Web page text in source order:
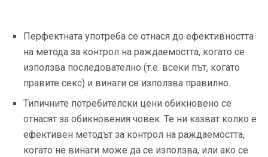
Перфектната употреба се отнася до ефективността
на метода за контрол на раждаемостта, когато се
използва последователно (т.е. всеки път, когато
правите секс) и винаги се използва правилно.
Типичните потребителски цени обикновено се
отнасят за обикновения човек. Те ни казват колко е
ефективен методът за контрол на раждаемостта,
когато не винаги може да се използва, или ако се